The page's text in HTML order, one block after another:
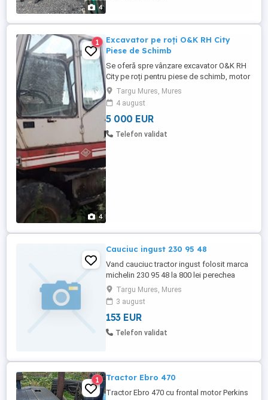
4
4
1
Excavator pe roți O&K RH City
Piese de Schimb
Se oferă spre vânzare excavator O&K RH
City pe roți pentru piese de schimb, motor
in stare buna de functionare. Preț
negociabil. Pentru detalii suplimentare,
fotografii și programarea unei vizionări, vă
rugăm să ne contactați telefonic.
Targu Mures, Mures
4 august
5 000 EUR
Telefon validat
Cauciuc ingust 230 95 48
Vand cauciuc tractor ingust folosit marca
michelin 230 95 48 la 800 lei perechea
Targu Mures, Mures
3 august
153 EUR
Telefon validat
1 Tractor Ebro 470
Tractor Ebro 470 cu frontal motor Perkins